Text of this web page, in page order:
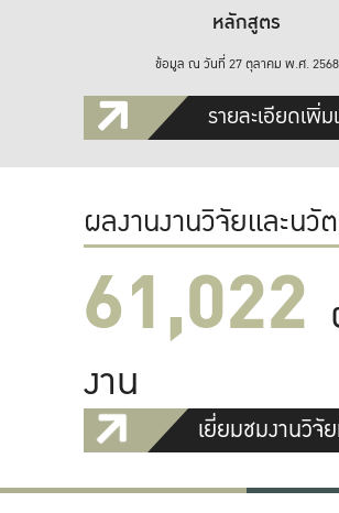
หลักสูตร
ข้อมูล ณ วันที่ 27 ตุลาคม พ.ศ. 2568
รายละเอียดเพิ่ม
ผลงานงานวิจัยและนวั
61,022
งาน
เยี่ยมชมงานวิจั